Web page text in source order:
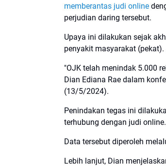
memberantas judi online
perjudian daring tersebut.
Upaya ini dilakukan sejak
penyakit masyarakat (pekat).
"OJK telah menindak 5.000
Dian Ediana Rae dalam
(13/5/2024).
Penindakan tegas ini
terhubung dengan judi online.
Data tersebut diperoleh
Lebih lanjut, Dian